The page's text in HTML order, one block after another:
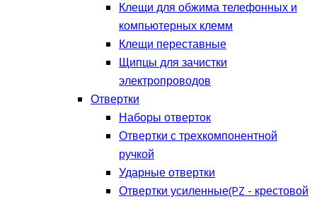
Клещи для обжима телефонных и
компьютерных клемм
Клещи переставные
Щипцы для зачистки
электропроводов
Отвертки
Наборы отверток
Отвертки с трехкомпонентной
ручкой
Ударные отвертки
Отвертки усиленные(PZ - крестовой